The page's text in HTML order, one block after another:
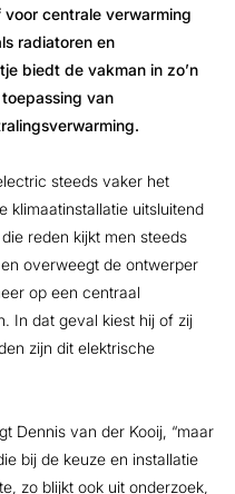
centrale verwarming
radiatoren en
biedt de vakman in zo’n
van
steeds vaker het
klimaatinstallatie uitsluitend
reden kijkt men steeds
overweegt de ontwerper
op een centraal
In dat geval kiest hij of zij
zijn dit elektrische
Dennis van der Kooij, “maar
bij de keuze en installatie
zo blijkt ook uit onderzoek,